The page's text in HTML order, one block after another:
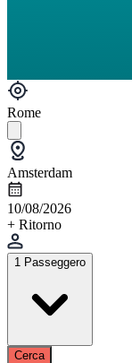
Rome
Amsterdam
10/08/2026
+ Ritorno
1 Passeggero
Cerca